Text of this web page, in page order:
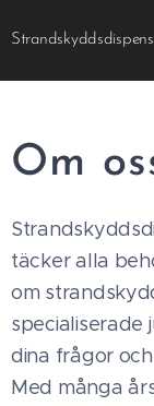
Strandskyddsdispens
Om
täcker alla
om
specialiserade
dina frågor
Med många